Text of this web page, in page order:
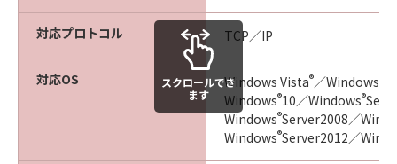
対応プロトコル TCP／IP
対応OS Windows Vista®／Windows
Windows®10／Windows®
Windows®Server2008／
Windows®Server2012／
スクロールでき
ます